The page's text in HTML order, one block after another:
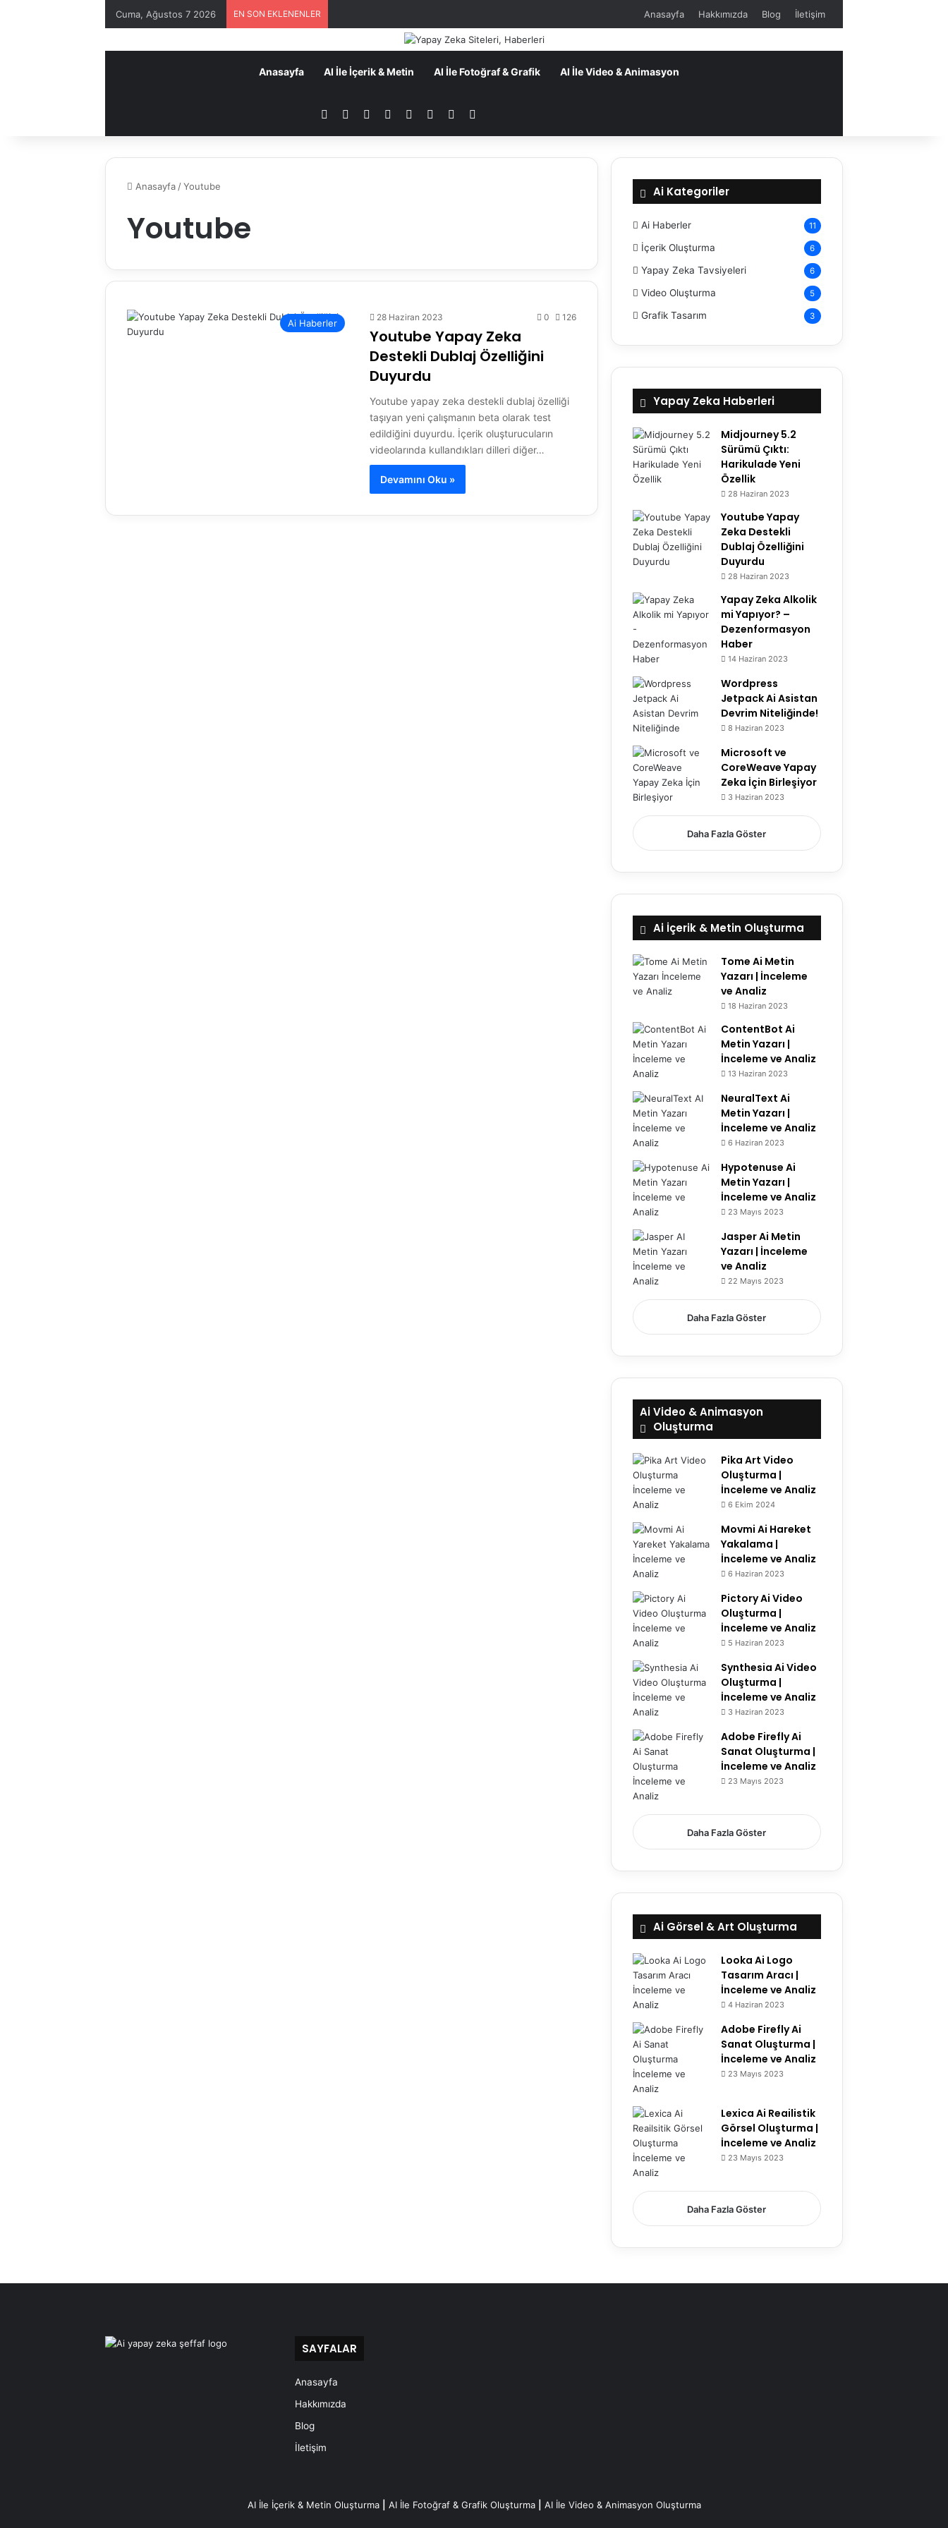
Cuma, Ağustos 7 2026 EN SON EKLENENLER Anasayfa Hakkımızda Blog İletişim
Anasayfa AI İle İçerik & Metin AI İle Fotoğraf & Grafik AI İle Video & Animasyon
FacebookYouTubeTumblrInstagram
TikTokPatreon
RSS
Anasayfa / Youtube
Youtube
Ai Haberler
28 Haziran 2023 0 126
Youtube Yapay Zeka
Destekli Dublaj Özelliğini
Duyurdu
Youtube yapay zeka destekli dublaj özelliği
taşıyan yeni çalışmanın beta olarak test
edildiğini duyurdu. İçerik oluşturucuların
videolarında kullandıkları dilleri diğer…
Devamını Oku »
Ai Kategoriler
Ai Haberler 11
İçerik Oluşturma 6
Yapay Zeka Tavsiyeleri 6
Video Oluşturma 5
Grafik Tasarım 3
Yapay Zeka Haberleri
Midjourney 5.2
Sürümü Çıktı:
Harikulade Yeni
Özellik
28 Haziran 2023
Youtube Yapay
Zeka Destekli
Dublaj Özelliğini
Duyurdu
28 Haziran 2023
Yapay Zeka Alkolik
mi Yapıyor? –
Dezenformasyon
Haber
14 Haziran 2023
Wordpress
Jetpack Ai Asistan
Devrim Niteliğinde!
8 Haziran 2023
Microsoft ve
CoreWeave Yapay
Zeka İçin Birleşiyor
3 Haziran 2023
Daha Fazla Göster
Ai İçerik & Metin Oluşturma
6.2
Tome Ai Metin
Yazarı | İnceleme
ve Analiz
18 Haziran 2023
8.4
ContentBot Ai
Metin Yazarı |
İnceleme ve Analiz
13 Haziran 2023
7.3
NeuralText Ai
Metin Yazarı |
İnceleme ve Analiz
6 Haziran 2023
9.1
Hypotenuse Ai
Metin Yazarı |
İnceleme ve Analiz
23 Mayıs 2023
7.5
Jasper Ai Metin
Yazarı | İnceleme
ve Analiz
22 Mayıs 2023
Daha Fazla Göster
Ai Video & Animasyon
Oluşturma
Pika Art Video
Oluşturma |
İnceleme ve Analiz
6 Ekim 2024
6.1
Movmi Ai Hareket
Yakalama |
İnceleme ve Analiz
6 Haziran 2023
Pictory Ai Video
Oluşturma |
İnceleme ve Analiz
5 Haziran 2023
Synthesia Ai Video
Oluşturma |
İnceleme ve Analiz
3 Haziran 2023
6.7
Adobe Firefly Ai
Sanat Oluşturma |
İnceleme ve Analiz
23 Mayıs 2023
Daha Fazla Göster
Ai Görsel & Art Oluşturma
5.8
Looka Ai Logo
Tasarım Aracı |
İnceleme ve Analiz
4 Haziran 2023
6.7
Adobe Firefly Ai
Sanat Oluşturma |
İnceleme ve Analiz
23 Mayıs 2023
5.1
Lexica Ai Reailistik
Görsel Oluşturma |
İnceleme ve Analiz
23 Mayıs 2023
Daha Fazla Göster
SAYFALAR
Anasayfa
Hakkımızda
Blog
İletişim
AI İle İçerik & Metin Oluşturma AI İle Fotoğraf & Grafik Oluşturma AI İle Video & Animasyon Oluşturma